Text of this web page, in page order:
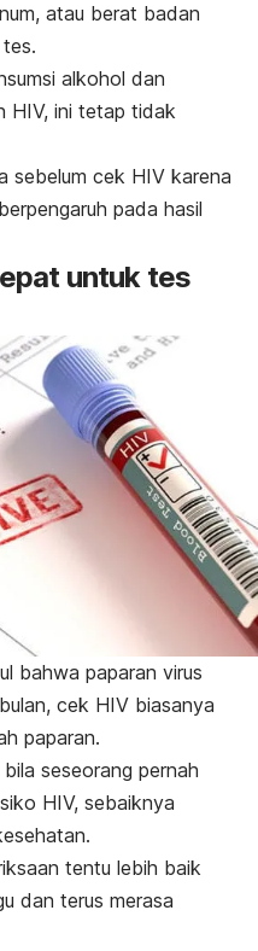
atau berat badan
alkohol dan
HIV, ini tetap tidak
sebelum cek HIV karena
pada hasil
untuk tes
bahwa paparan virus
cek HIV biasanya
paparan.
seseorang pernah
HIV, sebaiknya
tentu lebih baik
dan terus merasa